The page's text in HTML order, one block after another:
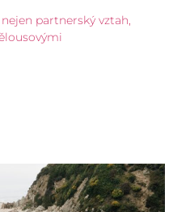
partnerský vztah,